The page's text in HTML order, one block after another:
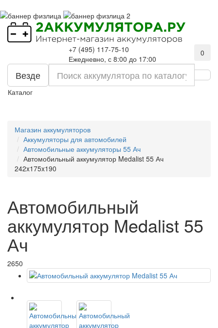
+7 (495) 117-75-10
Ежедневно, с 8:00 до 17:00
0
Везде
Каталог
Магазин аккумуляторов
Аккумуляторы для автомобилей
Автомобильные аккумуляторы 55 Ач
Автомобильный аккумулятор Medalist 55 Ач
242x175x190
Автомобильный
аккумулятор Medalist 55
Ач
2650